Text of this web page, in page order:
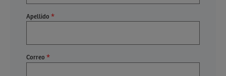
admisiones-virtual@unipiloto.edu.co
Enlaces: